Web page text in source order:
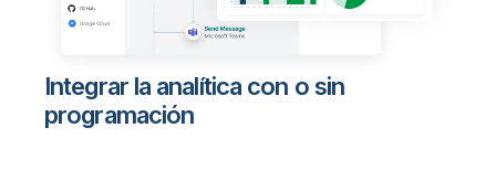
Integrar la analítica con o sin
programación